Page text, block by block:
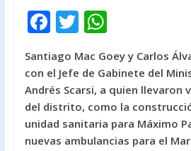
F
ac
e
b
o
o
T
itt
er
W
at
s
A
p
Santiago Mac Goey y Carlos
con el Jefe de Gabinete del
Andrés Scarsi, a quien llevaron
del distrito, como la
unidad sanitaria para Máximo
nuevas ambulancias para el